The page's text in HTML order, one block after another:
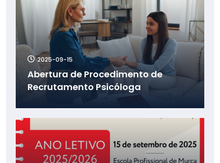
2025-09-15
Abertura de Procedimento de
Recrutamento Psicóloga